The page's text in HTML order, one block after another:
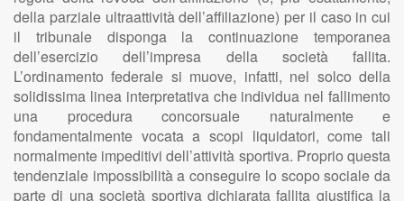
della parziale ultraattività dell’affiliazione) per il caso in cui
il tribunale disponga la continuazione temporanea
dell’esercizio dell’impresa della società fallita.
L’ordinamento federale si muove, infatti, nel solco della
solidissima linea interpretativa che individua nel fallimento
una procedura concorsuale naturalmente e
fondamentalmente vocata a scopi liquidatori, come tali
normalmente impeditivi dell’attività sportiva. Proprio questa
tendenziale impossibilità a conseguire lo scopo sociale da
parte di una società sportiva dichiarata fallita giustifica la